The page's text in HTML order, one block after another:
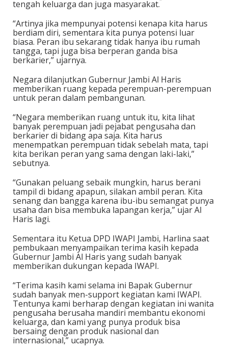
tengah keluarga dan juga masyarakat.
“Artinya jika mempunyai potensi kenapa kita harus
berdiam diri, sementara kita punya potensi luar
biasa. Peran ibu sekarang tidak hanya ibu rumah
tangga, tapi juga bisa berperan ganda bisa
berkarier,” ujarnya.
Negara dilanjutkan Gubernur Jambi Al Haris
memberikan ruang kepada perempuan-perempuan
untuk peran dalam pembangunan.
“Negara memberikan ruang untuk itu, kita lihat
banyak perempuan jadi pejabat pengusaha dan
berkarier di bidang apa saja. Kita harus
menempatkan perempuan tidak sebelah mata, tapi
kita berikan peran yang sama dengan laki-laki,”
sebutnya.
“Gunakan peluang sebaik mungkin, harus berani
tampil di bidang apapun, silakan ambil peran. Kita
senang dan bangga karena ibu-ibu semangat punya
usaha dan bisa membuka lapangan kerja,” ujar Al
Haris lagi.
Sementara itu Ketua DPD IWAPI Jambi, Harlina saat
pembukaan menyampaikan terima kasih kepada
Gubernur Jambi Al Haris yang sudah banyak
memberikan dukungan kepada IWAPI.
“Terima kasih kami selama ini Bapak Gubernur
sudah banyak men-support kegiatan kami IWAPI.
Tentunya kami berharap dengan kegiatan ini wanita
pengusaha berusaha mandiri membantu ekonomi
keluarga, dan kami yang punya produk bisa
bersaing dengan produk nasional dan
internasional,” ucapnya.